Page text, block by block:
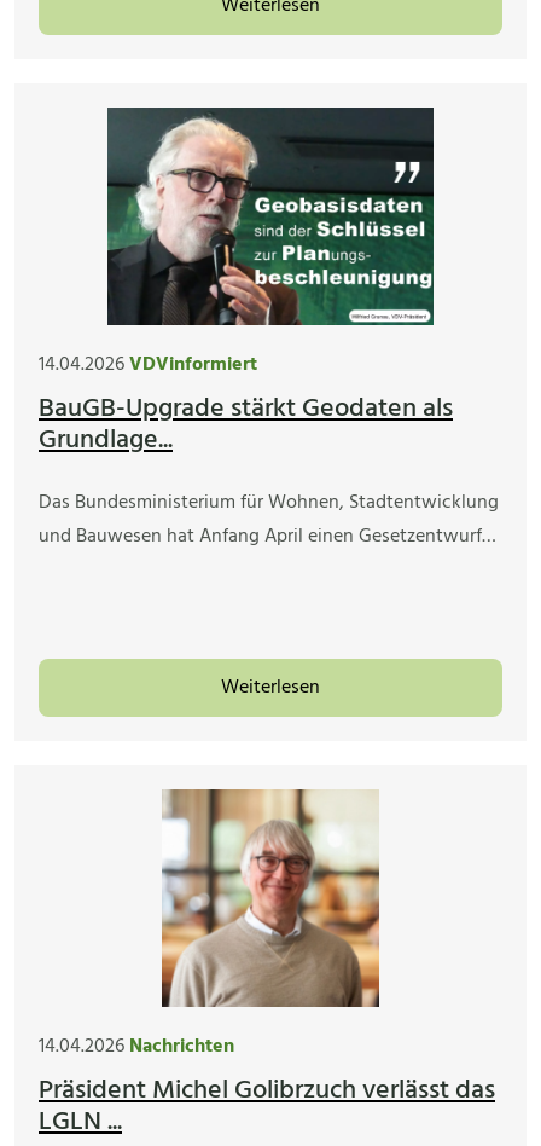
14.04.2026VDVinformiert
BauGB-Upgrade stärkt Geodaten als
Grundlage...
Das Bundesministerium für Wohnen, Stadtentwicklung
und Bauwesen hat Anfang April einen Gesetzentwurf…
Weiterlesen
14.04.2026Nachrichten
Präsident Michel Golibrzuch verlässt das
LGLN ...